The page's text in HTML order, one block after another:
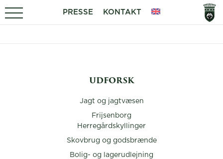
PRESSE KONTAKT
UDFORSK
Jagt og jagtvæsen
Frijsenborg
Herregårdskyllinger
Skovbrug og godsbrænde
Bolig- og lagerudlejning